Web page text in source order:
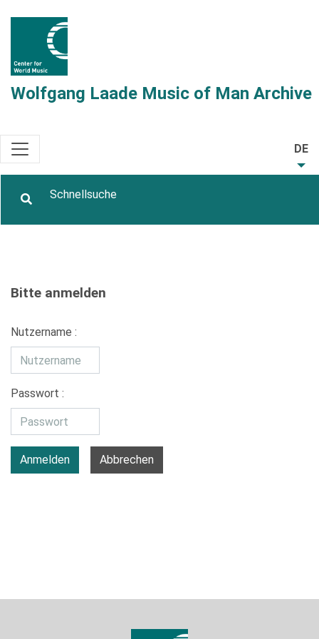
Wolfgang Laade Music of Man Archive
DE
Bitte anmelden
Nutzername :
Passwort :
Anmelden Abbrechen